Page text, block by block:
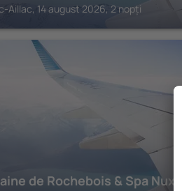
Aillac, 14 august 2026, 2 nopți
de Rochebois & Spa Nuxe